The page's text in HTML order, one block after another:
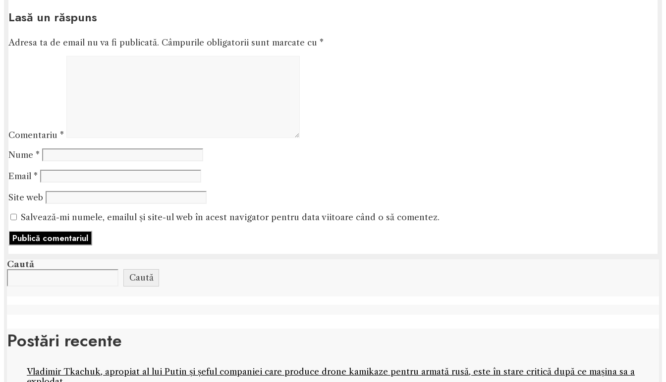
Lasă un răspuns
Adresa ta de email nu va fi publicată. Câmpurile obligatorii sunt marcate cu *
Comentariu *
Nume *
Email *
Site web
Salvează-mi numele, emailul și site-ul web în acest navigator pentru data viitoare când o să comentez.
Caută
Caută
Postări recente
Vladimir Tkachuk, apropiat al lui Putin și șeful companiei care produce drone kamikaze pentru armată rusă, este în stare critică după ce mașina sa a